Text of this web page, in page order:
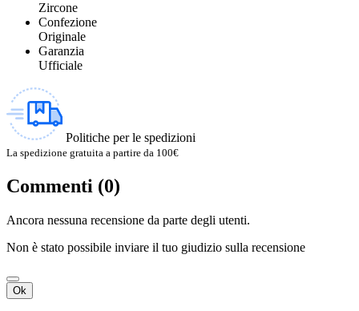
Zircone
Confezione
Originale
Garanzia
Ufficiale
Politiche per le spedizioni
La spedizione gratuita a partire da 100€
Commenti (0)
Ancora nessuna recensione da parte degli utenti.
Non è stato possibile inviare il tuo giudizio sulla recensione
Ok